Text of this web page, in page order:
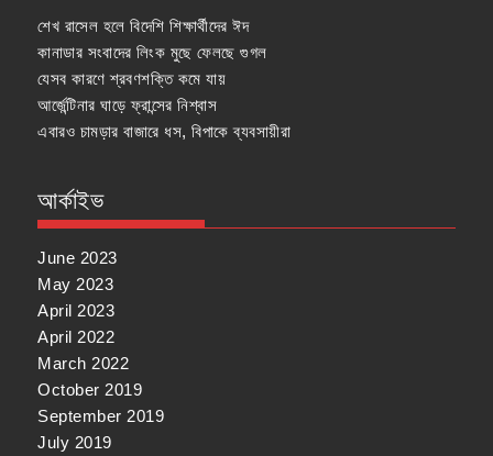
শেখ রাসেল হলে বিদেশি শিক্ষার্থীদের ঈদ
কানাডার সংবাদের লিংক মুছে ফেলছে গুগল
যেসব কারণে শ্রবণশক্তি কমে যায়
আর্জেন্টিনার ঘাড়ে ফ্রান্সের নিশ্বাস
এবারও চামড়ার বাজারে ধস, বিপাকে ব্যবসায়ীরা
আর্কাইভ
June 2023
May 2023
April 2023
April 2022
March 2022
October 2019
September 2019
July 2019